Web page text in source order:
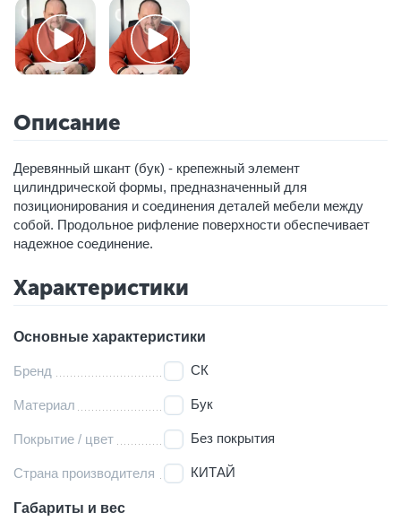
Описание
Деревянный шкант (бук) - крепежный элемент
цилиндрической формы, предназначенный для
позиционирования и соединения деталей мебели между
собой. Продольное рифление поверхности обеспечивает
надежное соединение.
Характеристики
Основные характеристики
Бренд СК
Материал Бук
Покрытие / цвет Без покрытия
Страна производителя КИТАЙ
Габариты и вес